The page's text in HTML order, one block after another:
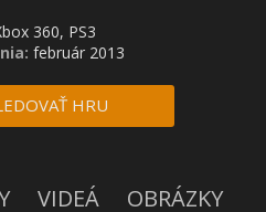
360, PS3
február 2013
HRU
VIDEÁ OBRÁZKY